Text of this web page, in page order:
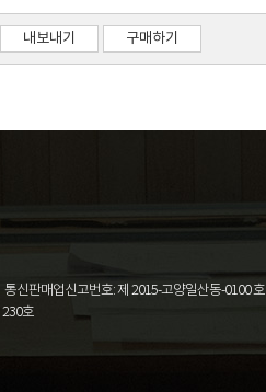
내보내기 구매하기
통신판매업신고번호: 제 2015-고양일산동-0100 호
230호